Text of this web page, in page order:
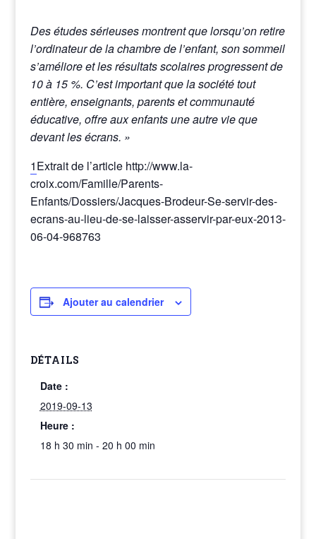
Des études sérieuses montrent que lorsqu’on retire
l’ordinateur de la chambre de l’enfant, son sommeil
s’améliore et les résultats scolaires progressent de
10 à 15 %. C’est important que la société tout
entière, enseignants, parents et communauté
éducative, offre aux enfants une autre vie que
devant les écrans. »
1Extrait de l’article http://www.la-
croix.com/Famille/Parents-
Enfants/Dossiers/Jacques-Brodeur-Se-servir-des-
ecrans-au-lieu-de-se-laisser-asservir-par-eux-2013-
06-04-968763
Ajouter au calendrier
DÉTAILS
Date :
2019-09-13
Heure :
18 h 30 min - 20 h 00 min